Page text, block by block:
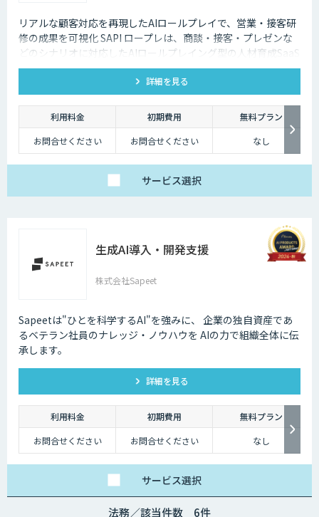
リアルな顧客対応を再現したAIロールプレイで、営業・接客研
修の成果を可視化 SAPI ロープレは、商談・接客・プレゼンな
どのシナリオに対応したAIロールプレイング型の人材育成SaaS
です。 AIアバターとの実践トレーニングと動画フィードバック
により、新人・中途スタッフの早期戦力化と教育の属人化解消
を支援します。
詳細を見る
利用料金 初期費用
無料プラン
お問合せください
お問合せください なし
サービス選択
生成AI導入・開発支援
株式会社Sapeet
Sapeetは"ひとを科学するAI"を強みに、 企業の独自資産であ
るベテラン社員のナレッジ・ノウハウを AIの力で組織全体に伝
承します。
詳細を見る
利用料金 初期費用
無料プラン
お問合せください
お問合せください なし
サービス選択
法務／該当件数 6件